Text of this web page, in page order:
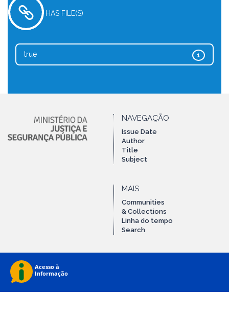
HAS FILE(S)
1
true
NAVEGAÇÃO
Issue Date
Author
Title
Subject
MAIS
Communities
& Collections
Linha do tempo
Search